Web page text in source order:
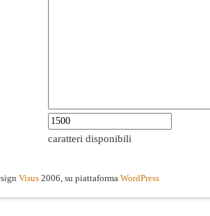
caratteri disponibili
Visus 2006, su piattaforma WordPress